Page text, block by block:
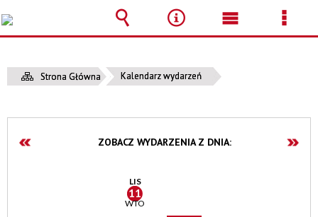
Strona Główna Kalendarz wydarzeń
ZOBACZ WYDARZENIA Z DNIA:
LIS
11
WTO
Wyszukiwarka
Narzędzia
Menu